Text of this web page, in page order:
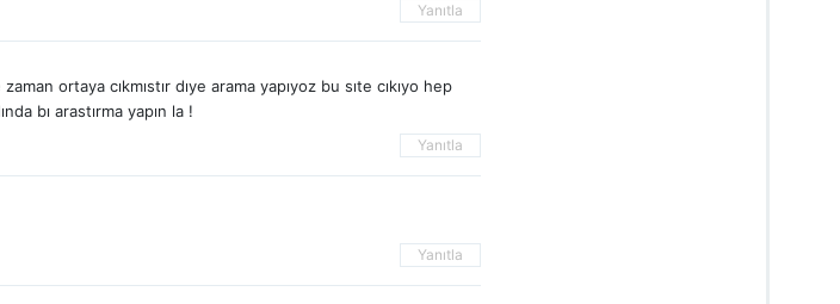
Yanıtla
ortaya cıkmıstır dıye arama yapıyoz bu sıte cıkıyo hep
bı arastırma yapın la !
Yanıtla
Yanıtla